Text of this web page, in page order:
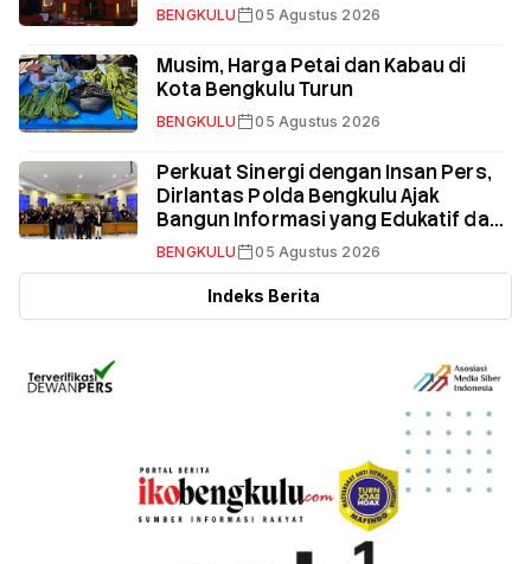
BENGKULU 05 Agustus 2026
Musim, Harga Petai dan Kabau di
Kota Bengkulu Turun
BENGKULU 05 Agustus 2026
Perkuat Sinergi dengan Insan Pers,
Dirlantas Polda Bengkulu Ajak
Bangun Informasi yang Edukatif dan
Terpercaya
BENGKULU 05 Agustus 2026
Indeks Berita